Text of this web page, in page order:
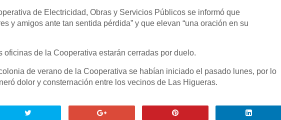
de Electricidad, Obras y Servicios Públicos se informó que
y amigos ante tan sentida pérdida” y que elevan “una oración en su
oficinas de la Cooperativa estarán cerradas por duelo.
de verano de la Cooperativa se habían iniciado el pasado lunes, por lo
dolor y consternación entre los vecinos de Las Higueras.